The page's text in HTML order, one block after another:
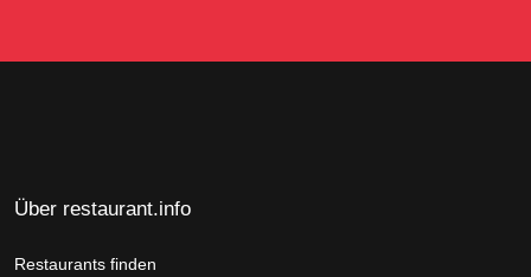
Über restaurant.info
Restaurants finden